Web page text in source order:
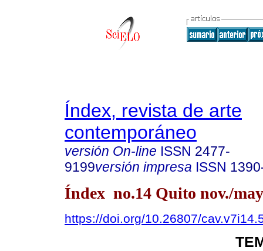
Índex, revista de arte
contemporáneo
versión On-line ISSN 2477-
9199versión impresa ISSN
Índex no.14 Quito nov./
https://doi.org/10.26807/